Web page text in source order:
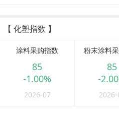
【 化塑指数 】
涂料采购指数
85
-1.00%
2026-07
粉末涂料
85
-
2026-